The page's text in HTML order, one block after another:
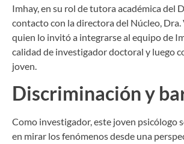
Imhay, en su rol de tutora académica del
contacto con la directora del Núcleo, Dra.
quien lo invitó a integrarse al equipo de
calidad de investigador doctoral y luego
joven.
Discriminación y
Como investigador, este joven psicólogo
en mirar los fenómenos desde una